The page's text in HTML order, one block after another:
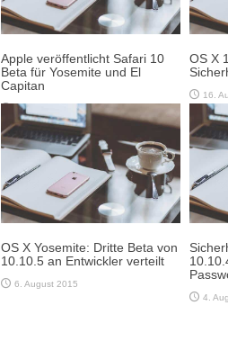
Apple veröffentlicht Safari 10
Beta für Yosemite und El
Capitan
23. Juni 2016
OS X
16.
OS X Yosemite: Dritte Beta von
10.10.5 an Entwickler verteilt
6. August 2015
4.